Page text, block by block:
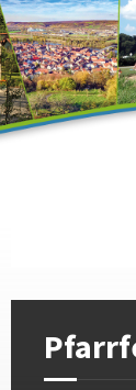
Skip
to
content
Skip
to
left
sidebar
Skip
to
footer